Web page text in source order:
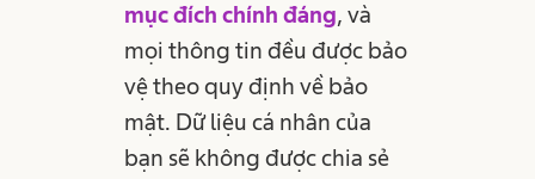
mục đích chính đáng, và
mọi thông tin đều được bảo
vệ theo quy định về bảo
mật. Dữ liệu cá nhân của
bạn sẽ không được chia sẻ